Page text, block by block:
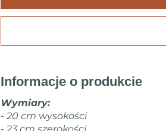
Informacje o produkcie
Wymiary:
- 20 cm wysokości